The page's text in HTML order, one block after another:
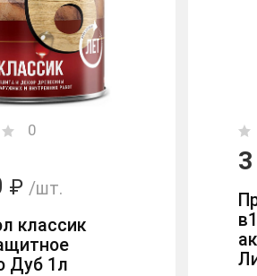
0
₽ /шт.
классик
Дуб 1л